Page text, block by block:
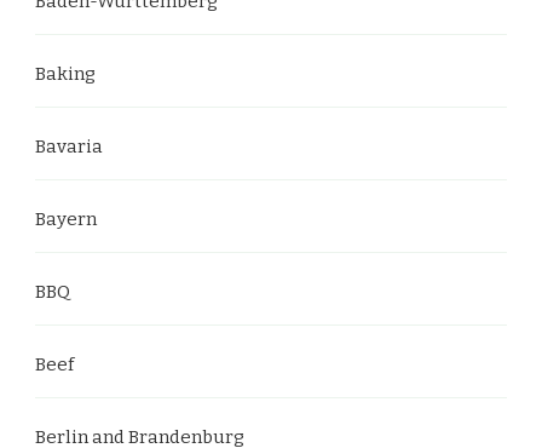
Baking
Bavaria
Bayern
BBQ
Beef
Berlin and Brandenburg